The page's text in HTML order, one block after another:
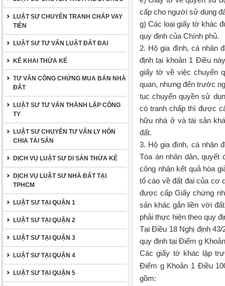
LUẬT SƯ CHUYÊN TRANH CHẤP VAY
TIỀN
LUẬT SƯ TƯ VẤN LUẬT ĐẤT ĐAI
KÊ KHAI THỪA KẾ
TƯ VẤN CÔNG CHỨNG MUA BÁN NHÀ
ĐẤT
LUẬT SƯ TƯ VẤN THÀNH LẬP CÔNG
TY
LUẬT SƯ CHUYÊN TƯ VẤN LY HÔN
CHIA TÀI SẢN
DỊCH VỤ LUẬT SƯ DI SẢN THỪA KẾ
DỊCH VỤ LUẬT SƯ NHÀ ĐẤT TẠI
TPHCM
LUẬT SƯ TẠI QUẬN 1
LUẬT SƯ TẠI QUẬN 2
LUẬT SƯ TẠI QUẬN 3
LUẬT SƯ TẠI QUẬN 4
LUẬT SƯ TẠI QUẬN 5
cấp cho người sử dụng
g) Các loại giấy tờ khác
quy định của Chính phủ.
2. Hộ gia đình, cá nhân
định tại khoản 1 Điều
giấy tờ về việc chuyển
quan, nhưng đến trước
tục chuyển quyền sử
có tranh chấp thì được
hữu nhà ở và tài sản
đất.
3. Hộ gia đình, cá nhân
Tòa án nhân dân, quyết
công nhận kết quả hòa
tố cáo về đất đai của cơ
được cấp Giấy chứng
sản khác gắn liền với
phải thực hiện theo quy
Tại Điều 18 Nghị định
quy định tại Điểm g
Các giấy tờ khác lập
Điểm g Khoản 1 Điều
gồm: